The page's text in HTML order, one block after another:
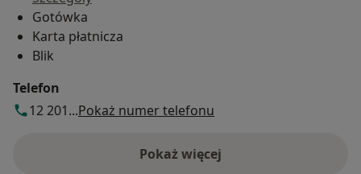
Gotówka
Karta płatnicza
Blik
Telefon
12 201...Pokaż numer telefonu
Pokaż więcej
o adresie